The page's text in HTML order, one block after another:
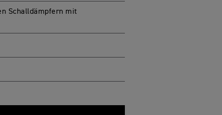
Schalldämpfern mit